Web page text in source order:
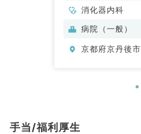
消化器内科
病院（一般）
京都府京丹後市
手当/福利厚生